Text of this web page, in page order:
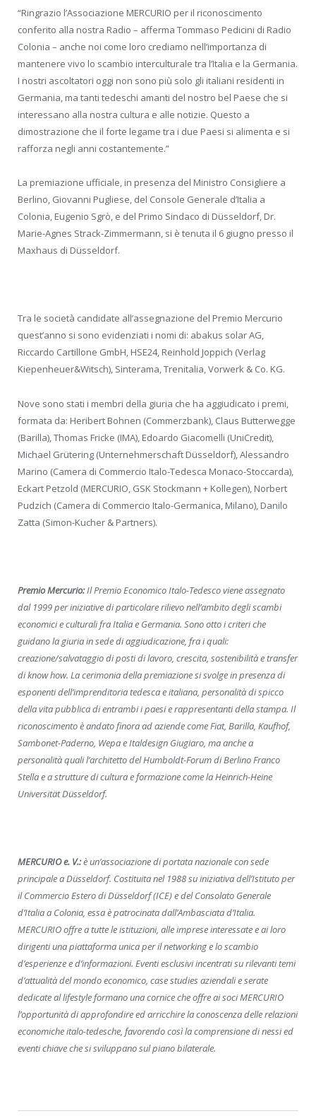
“Ringrazio l’Associazione MERCURIO per il riconoscimento
conferito alla nostra Radio – afferma Tommaso Pedicini di Radio
Colonia – anche noi come loro crediamo nell’importanza di
mantenere vivo lo scambio interculturale tra l’Italia e la Germania.
I nostri ascoltatori oggi non sono più solo gli italiani residenti in
Germania, ma tanti tedeschi amanti del nostro bel Paese che si
interessano alla nostra cultura e alle notizie. Questo a
dimostrazione che il forte legame tra i due Paesi si alimenta e si
rafforza negli anni costantemente.”
La premiazione ufficiale, in presenza del Ministro Consigliere a
Berlino, Giovanni Pugliese, del Console Generale d’Italia a
Colonia, Eugenio Sgrò, e del Primo Sindaco di Düsseldorf, Dr.
Marie-Agnes Strack-Zimmermann, si è tenuta il 6 giugno presso il
Maxhaus di Düsseldorf.
Tra le società candidate all’assegnazione del Premio Mercurio
quest’anno si sono evidenziati i nomi di: abakus solar AG,
Riccardo Cartillone GmbH, HSE24, Reinhold Joppich (Verlag
Kiepenheuer&Witsch), Sinterama, Trenitalia, Vorwerk & Co. KG.
Nove sono stati i membri della giuria che ha aggiudicato i premi,
formata da: Heribert Bohnen (Commerzbank), Claus Butterwegge
(Barilla), Thomas Fricke (IMA), Edoardo Giacomelli (UniCredit),
Michael Grütering (Unternehmerschaft Düsseldorf), Alessandro
Marino (Camera di Commercio Italo-Tedesca Monaco-Stoccarda),
Eckart Petzold (MERCURIO, GSK Stockmann + Kollegen), Norbert
Pudzich (Camera di Commercio Italo-Germanica, Milano), Danilo
Zatta (Simon-Kucher & Partners).
Premio Mercurio:Il Premio Economico Italo-Tedesco viene assegnato
dal 1999 per iniziative di particolare rilievo nell’ambito degli scambi
economici e culturali fra Italia e Germania. Sono otto i criteri che
guidano la giuria in sede di aggiudicazione, fra i quali:
creazione/salvataggio di posti di lavoro, crescita, sostenibilità e transfer
di know how. La cerimonia della premiazione si svolge in presenza di
esponenti dell’imprenditoria tedesca e italiana, personalità di spicco
della vita pubblica di entrambi i paesi e rappresentanti della stampa. Il
riconoscimento è andato finora ad aziende come Fiat, Barilla, Kaufhof,
Sambonet-Paderno, Wepa e Italdesign Giugiaro, ma anche a
personalità quali l’architetto del Humboldt-Forum di Berlino Franco
Stella e a strutture di cultura e formazione come la Heinrich-Heine
Universität Düsseldorf.
MERCURIO e. V.:è un’associazione di portata nazionale con sede
principale a Düsseldorf. Costituita nel 1988 su iniziativa dell’Istituto per
il Commercio Estero di Düsseldorf (ICE) e del Consolato Generale
d’Italia a Colonia, essa è patrocinata dall’Ambasciata d’Italia.
MERCURIO offre a tutte le istituzioni, alle imprese interessate e ai loro
dirigenti una piattaforma unica per il networking e lo scambio
d’esperienze e d’informazioni. Eventi esclusivi incentrati su rilevanti temi
d’attualità del mondo economico, case studies aziendali e serate
dedicate al lifestyle formano una cornice che offre ai soci MERCURIO
l’opportunità di approfondire ed arricchire la conoscenza delle relazioni
economiche italo-tedesche, favorendo così la comprensione di nessi ed
eventi chiave che si sviluppano sul piano bilaterale.